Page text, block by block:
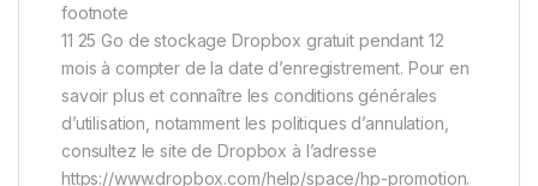
footnote
11 25 Go de stockage Dropbox gratuit pendant 12
mois à compter de la date d’enregistrement. Pour en
savoir plus et connaître les conditions générales
d’utilisation, notamment les politiques d’annulation,
consultez le site de Dropbox à l’adresse
https://www.dropbox.com/help/space/hp-promotion.